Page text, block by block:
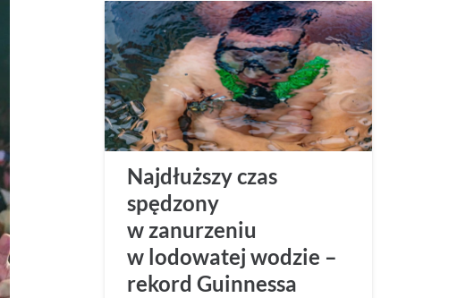
Najdłuższy czas
spędzony
w zanurzeniu
w lodowatej wodzie –
rekord Guinnessa